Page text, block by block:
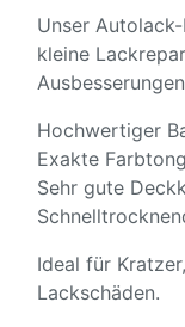
Unser
kleine
Hochwertiger
Exakte
Sehr gute
Ideal für
Lackschäden.